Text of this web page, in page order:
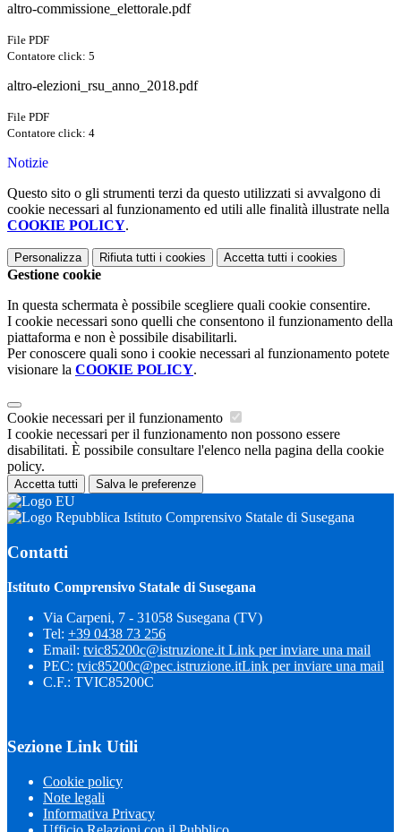
altro-commissione_elettorale.pdf
File PDF
Contatore click: 5
altro-elezioni_rsu_anno_2018.pdf
File PDF
Contatore click: 4
Notizie
Questo sito o gli strumenti terzi da questo utilizzati si avvalgono di
cookie necessari al funzionamento ed utili alle finalità illustrate nella
COOKIE POLICY.
Personalizza Rifiuta tutti i cookies Accetta tutti i cookies
Gestione cookie
In questa schermata è possibile scegliere quali cookie consentire.
I cookie necessari sono quelli che consentono il funzionamento della
piattaforma e non è possibile disabilitarli.
Per conoscere quali sono i cookie necessari al funzionamento potete
visionare la COOKIE POLICY.
Cookie necessari per il funzionamento
I cookie necessari per il funzionamento non possono essere
disabilitati. È possibile consultare l'elenco nella pagina della cookie
policy.
Accetta tutti Salva le preferenze
Istituto Comprensivo Statale di Susegana
Contatti
Istituto Comprensivo Statale di Susegana
Via Carpeni, 7 - 31058 Susegana (TV)
Tel: +39 0438 73 256
Email: tvic85200c@istruzione.it Link per inviare una mail
PEC: tvic85200c@pec.istruzione.itLink per inviare una mail
C.F.: TVIC85200C
Sezione Link Utili
Cookie policy
Note legali
Informativa Privacy